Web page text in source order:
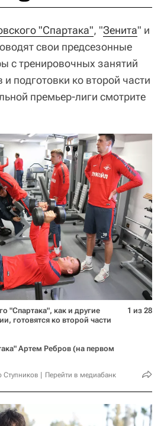
"Спартака", "Зенита" и
свои предсезонные
с тренировочных занятий
и подготовки ко второй части
премьер-лиги смотрите
"Спартака", как и другие
готовятся ко второй части
Артем Ребров (на первом
Ступников Перейти в медиабанк
1 из 28